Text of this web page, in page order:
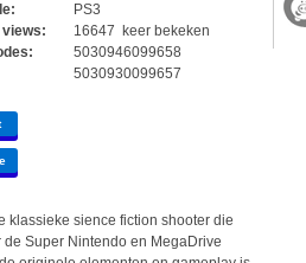
PS3
16647 keer bekeken
5030946099658
5030930099657
klassieke sience fiction shooter die
Super Nintendo en MegaDrive